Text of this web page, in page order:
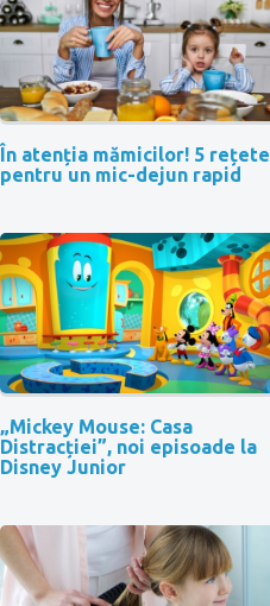
În atenția mămicilor! 5 rețete
pentru un mic-dejun rapid
„Mickey Mouse: Casa
Distracției”, noi episoade la
Disney Junior